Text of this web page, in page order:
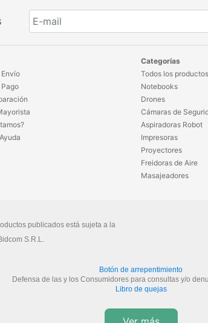
Categorías
Todos los productos
Notebooks
Drones
Cámaras de
Aspiradoras Robot
Impresoras
Proyectores
Freidoras de Aire
Masajeadores
publicados está sujeta a la
S.R.L.
Botón de arrepentimiento
Defensa de las y los Consumidores para consultas y/o
Libro de quejas